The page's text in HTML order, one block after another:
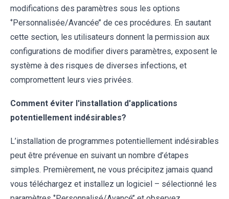
modifications des paramètres sous les options
‘’Personnalisée/Avancée’’ de ces procédures. En sautant
cette section, les utilisateurs donnent la permission aux
configurations de modifier divers paramètres, exposent le
système à des risques de diverses infections, et
compromettent leurs vies privées.
Comment éviter l'installation d'applications
potentiellement indésirables?
L’installation de programmes potentiellement indésirables
peut être prévenue en suivant un nombre d’étapes
simples. Premièrement, ne vous précipitez jamais quand
vous téléchargez et installez un logiciel – sélectionné les